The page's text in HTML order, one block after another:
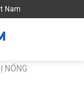
Nam
NÓNG